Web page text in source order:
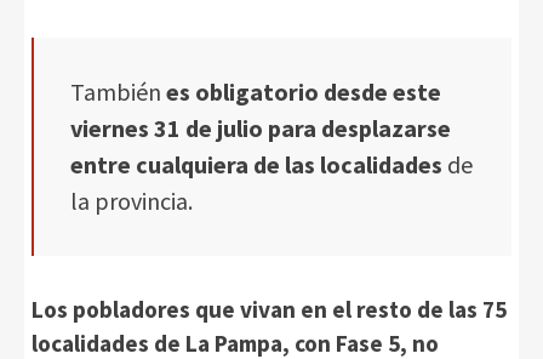
También es obligatorio desde este
viernes 31 de julio para desplazarse
entre cualquiera de las localidades de
la provincia.
Los pobladores que vivan en el resto de las 75
localidades de La Pampa, con Fase 5, no